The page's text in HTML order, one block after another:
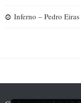
Inferno – Pedro Eiras